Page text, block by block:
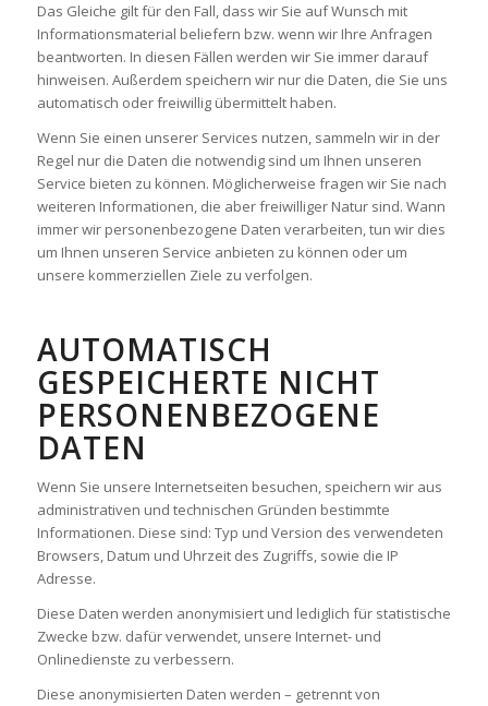
Das Gleiche gilt für den Fall, dass wir Sie auf Wunsch mit
Informationsmaterial beliefern bzw. wenn wir Ihre Anfragen
beantworten. In diesen Fällen werden wir Sie immer darauf
hinweisen. Außerdem speichern wir nur die Daten, die Sie uns
automatisch oder freiwillig übermittelt haben.
Wenn Sie einen unserer Services nutzen, sammeln wir in der
Regel nur die Daten die notwendig sind um Ihnen unseren
Service bieten zu können. Möglicherweise fragen wir Sie nach
weiteren Informationen, die aber freiwilliger Natur sind. Wann
immer wir personenbezogene Daten verarbeiten, tun wir dies
um Ihnen unseren Service anbieten zu können oder um
unsere kommerziellen Ziele zu verfolgen.
AUTOMATISCH
GESPEICHERTE NICHT
PERSONENBEZOGENE
DATEN
Wenn Sie unsere Internetseiten besuchen, speichern wir aus
administrativen und technischen Gründen bestimmte
Informationen. Diese sind: Typ und Version des verwendeten
Browsers, Datum und Uhrzeit des Zugriffs, sowie die IP
Adresse.
Diese Daten werden anonymisiert und lediglich für statistische
Zwecke bzw. dafür verwendet, unsere Internet- und
Onlinedienste zu verbessern.
Diese anonymisierten Daten werden – getrennt von